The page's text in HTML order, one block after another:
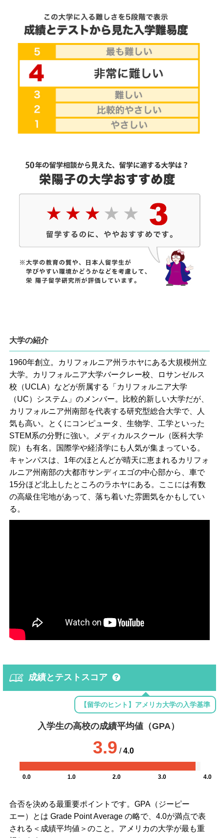
大学の紹介
1960年創立。カリフォルニア州ラホヤにある大規模州立
大学。カリフォルニア大学バークレー校、ロサンゼルス
校（UCLA）などが所属する「カリフォルニア大学
（UC）システム」のメンバー。比較的新しい大学だが、
カリフォルニア州南部を代表する研究型総合大学で、人
気も高い。とくにコンピュータ、生物学、工学といった
STEM系の分野に強い。メディカルスクール（医科大学
院）も有名。国際学や経済学にも人気が集まっている。
キャンパスは、1年のほとんどが晴天に恵まれるカリフォ
ルニア州南部の大都市サンディエゴの中心部から、車で
15分ほど北上したところのラホヤにある。ここには有数
の高級住宅地があって、落ち着いた雰囲気をかもしてい
る。
成績とテストスコア
【留学のヒント】アメリカ大学の入学基準
入学生の高校の成績平均値（GPA）
3.9 /4.0
0.0 1.0 2.0 3.0 4.0
合否を決める最重要ポイントです。GPA（ジーピー
エー）とは Grade Point Average の略で、4.0が満点で表
される＜成績平均値＞のこと。アメリカの大学が最も重